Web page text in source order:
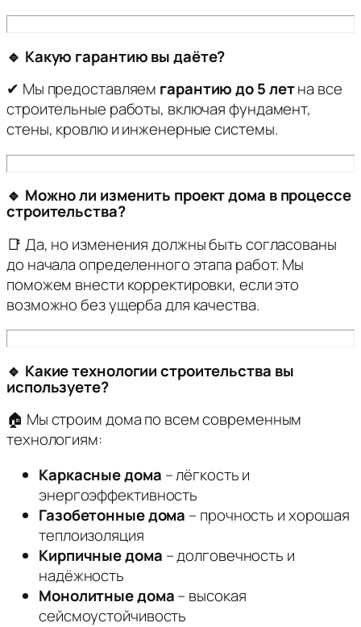
🔹 Какую гарантию вы даёте?
✔ Мы предоставляем гарантию до 5 летна все
строительные работы, включая фундамент,
стены, кровлю и инженерные системы.
🔹 Можно ли изменить проект дома в процессе
строительства?
📑 Да, но изменения должны быть согласованы
до начала определенного этапа работ. Мы
поможем внести корректировки, если это
возможно без ущерба для качества.
🔹 Какие технологии строительства вы
используете?
🏠 Мы строим дома по всем современным
технологиям:
Каркасные дома – лёгкость и
энергоэффективность
Газобетонные дома – прочность и хорошая
теплоизоляция
Кирпичные дома – долговечность и
надёжность
Монолитные дома– высокая
сейсмоустойчивость